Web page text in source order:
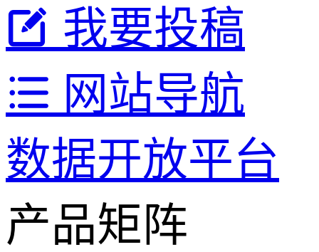
我要投稿
网站导航
数据开放平台
产品矩阵